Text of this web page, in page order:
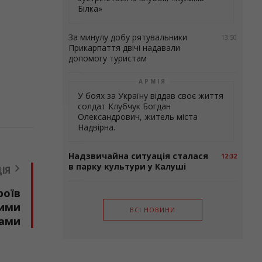
Білка»
13:50
За минулу добу рятувальники
Прикарпаття двічі надавали
допомогу туристам
АРМІЯ
У боях за Україну віддав своє життя
солдат Клубчук Богдан
Олександрович, житель міста
Надвірна.
12:32
Надзвичайна ситуація сталася
в парку культури у Калуші
ВСІ НОВИНИ